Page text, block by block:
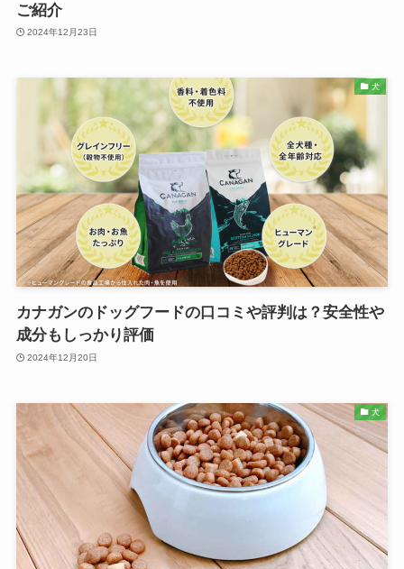
ご紹介
2024年12月23日
犬
カナガンのドッグフードの口コミや評判は？安全性や
成分もしっかり評価
2024年12月20日
犬